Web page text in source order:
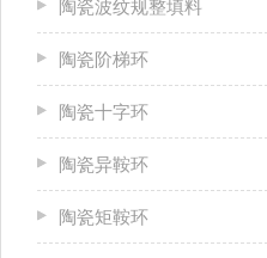
陶瓷波纹规整填料
陶瓷阶梯环
陶瓷十字环
陶瓷异鞍环
陶瓷矩鞍环